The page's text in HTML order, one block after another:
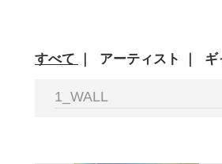
すべて アーティスト ギ